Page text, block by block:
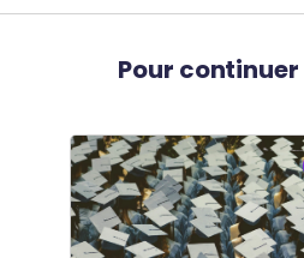
Pour continuer